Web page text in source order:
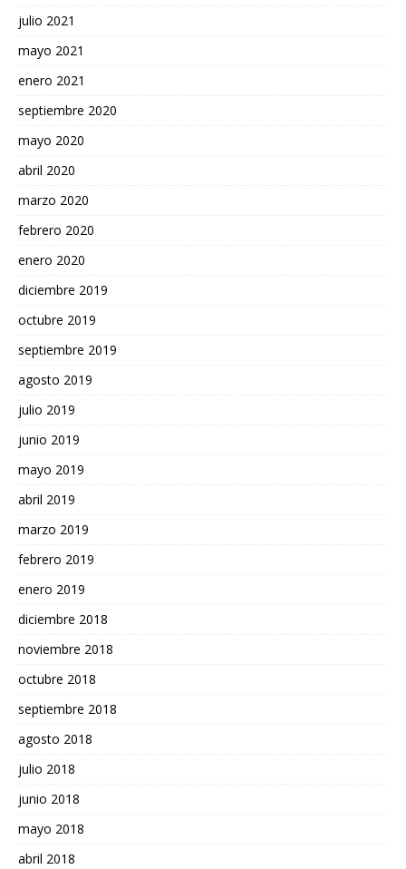
julio 2021
mayo 2021
enero 2021
septiembre 2020
mayo 2020
abril 2020
marzo 2020
febrero 2020
enero 2020
diciembre 2019
octubre 2019
septiembre 2019
agosto 2019
julio 2019
junio 2019
mayo 2019
abril 2019
marzo 2019
febrero 2019
enero 2019
diciembre 2018
noviembre 2018
octubre 2018
septiembre 2018
agosto 2018
julio 2018
junio 2018
mayo 2018
abril 2018